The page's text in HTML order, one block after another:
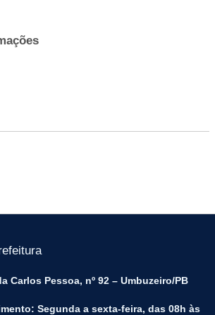
Carlos Pessoa, nº 92 – Umbuzeiro/PB
Segunda a sexta-feira, das 08h às